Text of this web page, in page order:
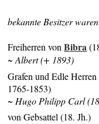
bekannte Besitzer
Freiherren vonBibra
~ Albert (+ 1893)
Grafen und Edle
1765-1853)
~ Hugo Philipp Carl
von Gebsattel (18. Jh.)